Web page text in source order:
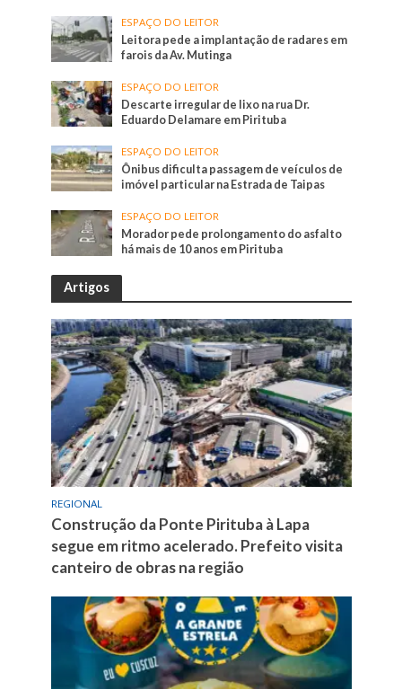
ESPAÇO DO LEITOR
Leitora pede a implantação de radares em
farois da Av. Mutinga
ESPAÇO DO LEITOR
Descarte irregular de lixo na rua Dr.
Eduardo Delamare em Pirituba
ESPAÇO DO LEITOR
Ônibus dificulta passagem de veículos de
imóvel particular na Estrada de Taipas
ESPAÇO DO LEITOR
Morador pede prolongamento do asfalto
há mais de 10 anos em Pirituba
Artigos
REGIONAL
Construção da Ponte Pirituba à Lapa
segue em ritmo acelerado. Prefeito visita
canteiro de obras na região